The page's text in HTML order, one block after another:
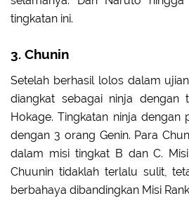
tingkatan ini.
3. Chunin
Setelah berhasil lolos dalam
diangkat sebagai ninja dengan
Hokage. Tingkatan ninja dengan
dengan 3 orang Genin. Para
dalam misi tingkat B dan C.
Chuunin tidaklah terlalu sulit,
berbahaya dibandingkan Misi